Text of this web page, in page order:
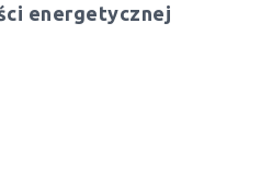
energetycznej
mieszkanie i